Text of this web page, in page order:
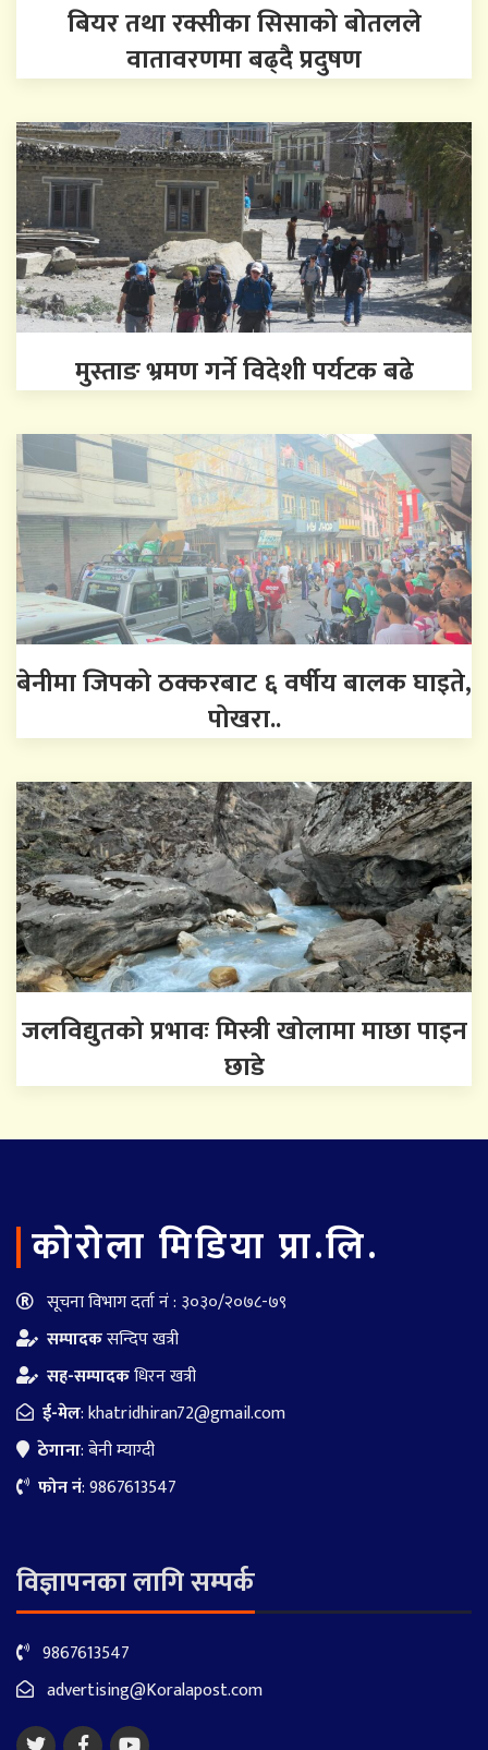
बियर तथा रक्सीका सिसाको बोतलले
वातावरणमा बढ्दै प्रदुषण
मुस्ताङ भ्रमण गर्ने विदेशी पर्यटक बढे
बेनीमा जिपको ठक्करबाट ६ वर्षीय बालक घाइते,
पोखरा..
जलविद्युतको प्रभावः मिस्त्री खोलामा माछा पाइन
छाडे
काेराेला मिडिया प्रा.लि.
सूचना विभाग दर्ता नं : ३०३०/२०७८-७९
सम्पादकसन्दिप खत्री
सह-सम्पादकधिरन खत्री
ई-मेल:khatridhiran72@gmail.com
ठेगाना: बेनी म्याग्दी
फोन नं: 9867613547
विज्ञापनका लागि सम्पर्क
9867613547
advertising@Koralapost.com